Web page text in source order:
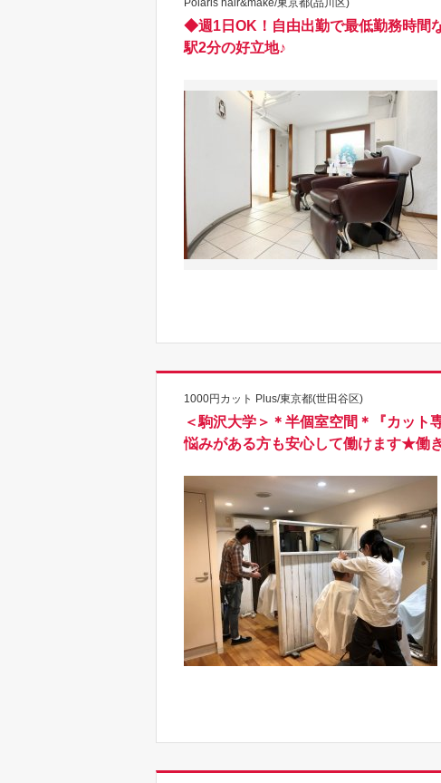
◆週1日OK！自由出勤で最低勤務時間
駅2分の好立地♪
1000円カット Plus/東京都(世田谷区)
＜駒沢大学＞＊半個室空間＊『カッ
悩みがある方も安心して働けます★働